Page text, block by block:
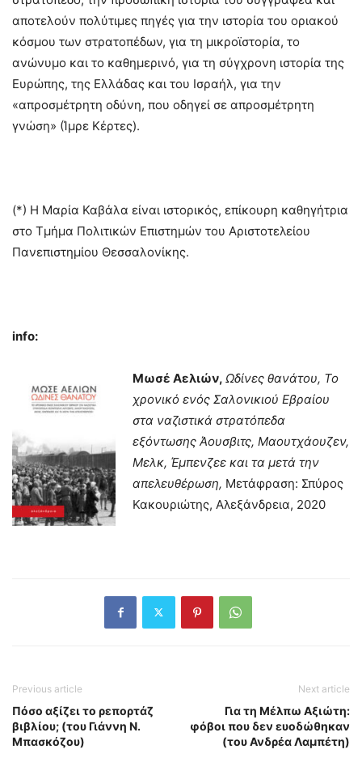
αποτελούν πολύτιμες πηγές για την ιστορία του οριακού
κόσμου των στρατοπέδων, για τη μικροϊστορία, το
ανώνυμο και το καθημερινό, για τη σύγχρονη ιστορία της
Ευρώπης, της Ελλάδας και του Ισραήλ, για την
«απροσμέτρητη οδύνη, που οδηγεί σε απροσμέτρητη
γνώση» (Ίμρε Κέρτες).
(*) Η Μαρία Καβάλα είναι ιστορικός, επίκουρη καθηγήτρια
στο Τμήμα Πολιτικών Επιστημών του Αριστοτελείου
Πανεπιστημίου Θεσσαλονίκης.
info:
Μωσέ Αελιών, Ωδίνες θανάτου, Το
χρονικό ενός Σαλονικιού Εβραίου
στα ναζιστικά στρατόπεδα
εξόντωσης Άουσβιτς, Μαουτχάουζεν,
Μελκ, Έμπενζεε και τα μετά την
απελευθέρωση, Μετάφραση: Σπύρος
Κακουριώτης, Αλεξάνδρεια, 2020
Previous article
Πόσο αξίζει το ρεπορτάζ
βιβλίου; (του Γιάννη Ν.
Μπασκόζου)
Next article
Για τη Μέλπω Αξιώτη:
φόβοι που δεν ευοδώθηκαν
(του Ανδρέα Λαμπέτη)